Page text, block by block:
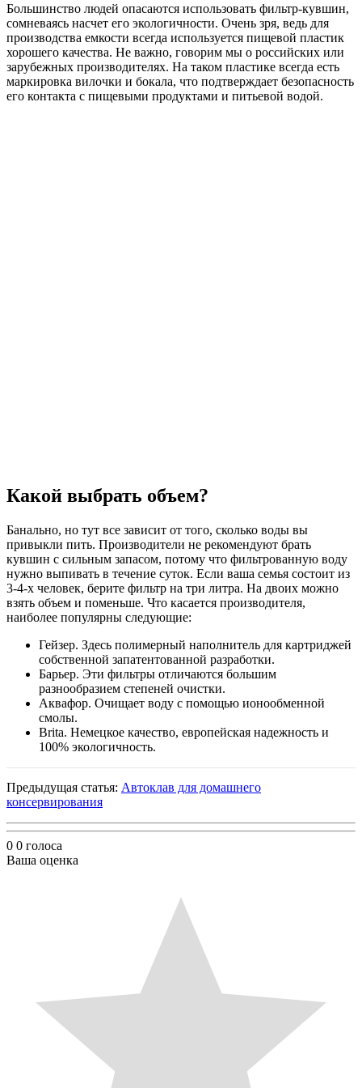
Большинство людей опасаются использовать фильтр-кувшин,
сомневаясь насчет его экологичности. Очень зря, ведь для
производства емкости всегда используется пищевой пластик
хорошего качества. Не важно, говорим мы о российских или
зарубежных производителях. На таком пластике всегда есть
маркировка вилочки и бокала, что подтверждает безопасность
его контакта с пищевыми продуктами и питьевой водой.
Какой выбрать объем?
Банально, но тут все зависит от того, сколько воды вы
привыкли пить. Производители не рекомендуют брать
кувшин с сильным запасом, потому что фильтрованную воду
нужно выпивать в течение суток. Если ваша семья состоит из
3-4-х человек, берите фильтр на три литра. На двоих можно
взять объем и поменьше. Что касается производителя,
наиболее популярны следующие:
Гейзер. Здесь полимерный наполнитель для картриджей
собственной запатентованной разработки.
Барьер. Эти фильтры отличаются большим
разнообразием степеней очистки.
Аквафор. Очищает воду с помощью ионообменной
смолы.
Brita. Немецкое качество, европейская надежность и
100% экологичность.
Предыдущая статья: Автоклав для домашнего
консервирования
0 0 голоса
Ваша оценка